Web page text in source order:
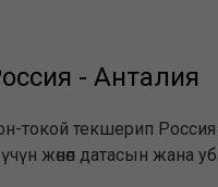
- Анталия
токой текшерип
жөнөп датасын